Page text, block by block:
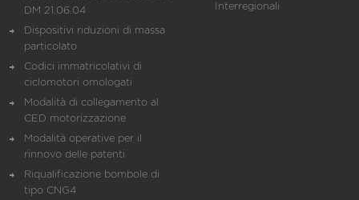
DM 21.06.04
Dispositivi riduzioni di massa
particolato
Codici immatricolativi di
ciclomotori omologati
Modalità di collegamento al
CED motorizzazione
Modalità operative per il
rinnovo delle patenti
Riqualificazione bombole di
tipo CNG4
Interregionali